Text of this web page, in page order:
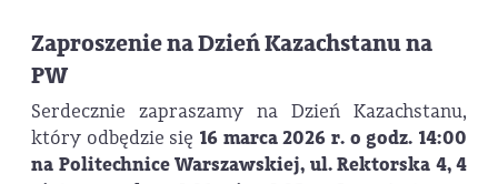
Zaproszenie na Dzień Kazachstanu na
PW
Serdecznie zapraszamy na Dzień Kazachstanu,
który odbędzie się 16 marca 2026 r. o godz. 14:00
na Politechnice Warszawskiej, ul. Rektorska 4, 4